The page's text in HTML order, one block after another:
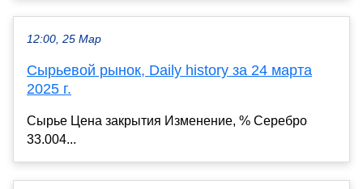
12:00, 25 Мар
Сырьевой рынок, Daily history за 24 марта
2025 г.
Сырье Цена закрытия Изменение, % Серебро
33.004...